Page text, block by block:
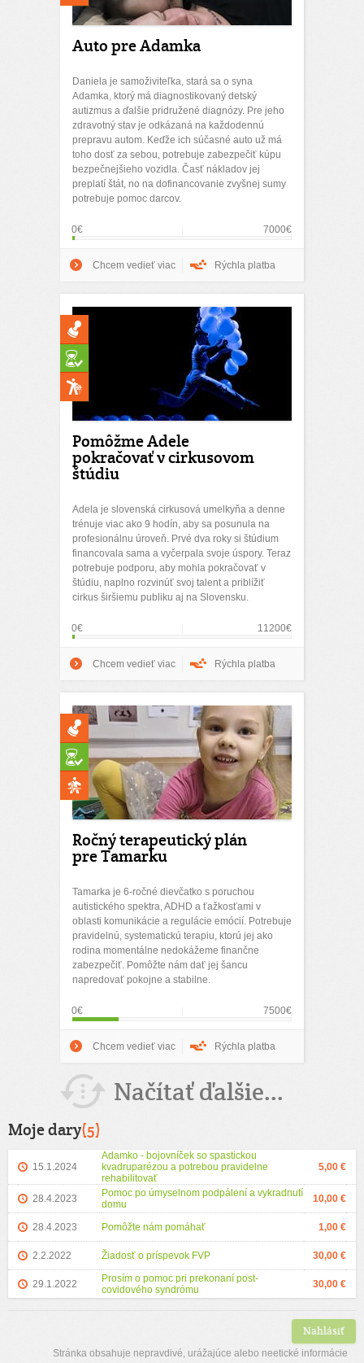
Auto pre Adamka
Daniela je samoživiteľka, stará sa o syna
Adamka, ktorý má diagnostikovaný detský
autizmus a ďalšie pridružené diagnózy. Pre jeho
zdravotný stav je odkázaná na každodennú
prepravu autom. Keďže ich súčasné auto už má
toho dosť za sebou, potrebuje zabezpečiť kúpu
bezpečnejšieho vozidla. Časť nákladov jej
preplatí štát, no na dofinancovanie zvyšnej sumy
potrebuje pomoc darcov.
0€ 7000€
Chcem vedieť viac Rýchla platba
Pomôžme Adele
pokračovať v cirkusovom
štúdiu
Adela je slovenská cirkusová umelkyňa a denne
trénuje viac ako 9 hodín, aby sa posunula na
profesionálnu úroveň. Prvé dva roky si štúdium
financovala sama a vyčerpala svoje úspory. Teraz
potrebuje podporu, aby mohla pokračovať v
štúdiu, naplno rozvinúť svoj talent a priblížiť
cirkus širšiemu publiku aj na Slovensku.
0€ 11200€
Chcem vedieť viac Rýchla platba
Ročný terapeutický plán
pre Tamarku
Tamarka je 6-ročné dievčatko s poruchou
autistického spektra, ADHD a ťažkosťami v
oblasti komunikácie a regulácie emócií. Potrebuje
pravidelnú, systematickú terapiu, ktorú jej ako
rodina momentálne nedokážeme finančne
zabezpečiť. Pomôžte nám dať jej šancu
napredovať pokojne a stabilne.
0€ 7500€
Chcem vedieť viac Rýchla platba
Načítať ďalšie...
Moje dary(5)
15.1.2024
Adamko - bojovníček so spastickou
kvadruparézou a potrebou pravidelne
rehabilitovať
5,00 €
28.4.2023
Pomoc po úmyselnom podpálení a vykradnutí
domu
10,00 €
28.4.2023 Pomôžte nám pomáhať 1,00 €
2.2.2022 Žiadosť o príspevok FVP 30,00 €
29.1.2022
Prosím o pomoc pri prekonaní post-
covidového syndrómu
30,00 €
Nahlásiť
Stránka obsahuje nepravdivé, urážajúce alebo neetické informácie